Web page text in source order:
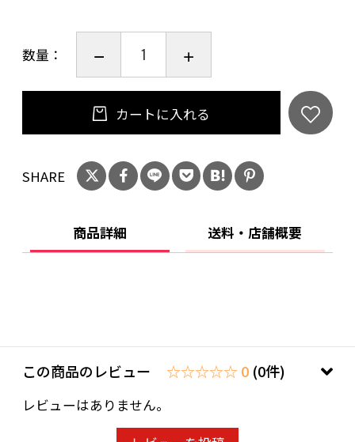
【商品仕様】
アクリル77％綿23%
【商品サイズ】
写真の色調はモニターの機種や設定により実際
の商品と異なる場合があります。 記載事項は商
数量：
カートに入れる
SHARE
商品詳細 送料・店舗概要
この商品のレビュー ☆☆☆☆☆ 0 (0件)
レビューはありません。